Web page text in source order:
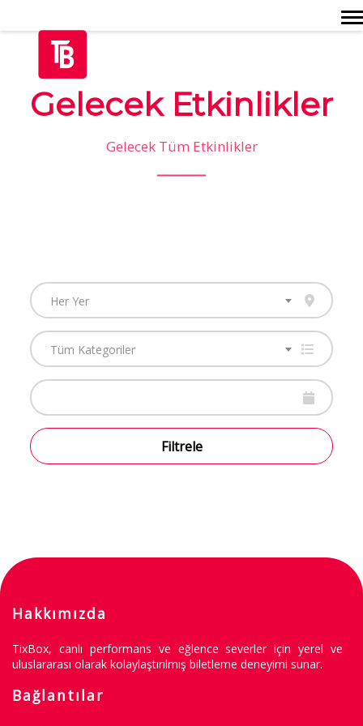
Gelecek Etkinlikler
Gelecek Tüm Etkinlikler
Her Yer
Tüm Kategoriler
Filtrele
Hakkımızda
TixBox, canlı performans ve eğlence severler için yerel ve
uluslararası olarak kolaylaştırılmış biletleme deneyimi sunar.
Bağlantılar